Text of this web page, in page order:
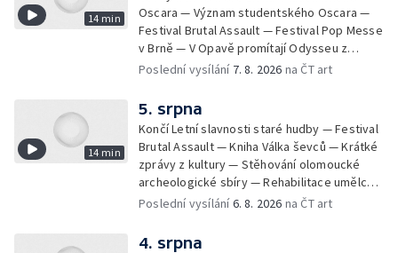
14 min
Oscara — Význam studentského Oscara —
Festival Brutal Assault — Festival Pop Messe
v Brně — V Opavě promítají Odysseu z
filmového pásu
Poslední vysílání 7. 8. 2026 na ČT art
14 min
5. srpna
Končí Letní slavnosti staré hudby — Festival
Brutal Assault — Kniha Válka ševců — Krátké
zprávy z kultury — Stěhování olomoucké
archeologické sbíry — Rehabilitace umělce
Milana Knížáka — Trailer na film Osamělý vlk
Poslední vysílání6. 8. 2026 na ČT art
4. srpna